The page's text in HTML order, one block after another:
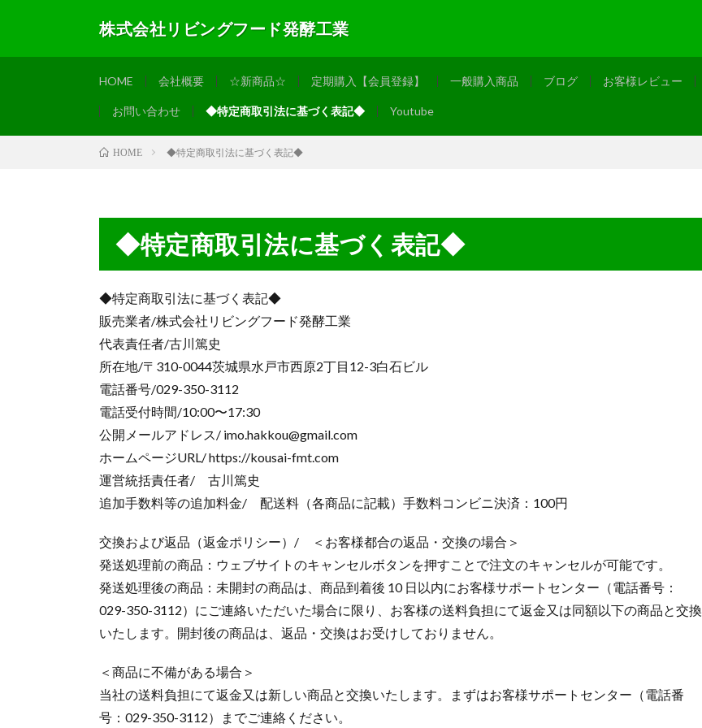
株式会社リビングフード発酵工業
HOME 会社概要 ☆新商品☆ 定期購入【会員登録】 一般購入商品 ブログ お客様レビュー
お問い合わせ ◆特定商取引法に基づく表記◆ Youtube
HOME ◆特定商取引法に基づく表記◆
◆特定商取引法に基づく表記◆
◆特定商取引法に基づく表記◆
販売業者/株式会社リビングフード発酵工業
代表責任者/古川篤史
所在地/〒310-0044茨城県水戸市西原2丁目12-3白石ビル
電話番号/029-350-3112
電話受付時間/10:00〜17:30
公開メールアドレス/ imo.hakkou@gmail.com
ホームページURL/ https://kousai-fmt.com
運営統括責任者/ 古川篤史
追加手数料等の追加料金/ 配送料（各商品に記載）手数料コンビニ決済：100円
交換および返品（返金ポリシー）/ ＜お客様都合の返品・交換の場合＞
発送処理前の商品：ウェブサイトのキャンセルボタンを押すことで注文のキャンセルが可能です。
発送処理後の商品：未開封の商品は、商品到着後 10 日以内にお客様サポートセンター（電話番号：
029-350-3112）にご連絡いただいた場合に限り、お客様の送料負担にて返金又は同額以下の商品と交換
いたします。開封後の商品は、返品・交換はお受けしておりません。
＜商品に不備がある場合＞
当社の送料負担にて返金又は新しい商品と交換いたします。まずはお客様サポートセンター（電話番
号：029-350-3112）までご連絡ください。